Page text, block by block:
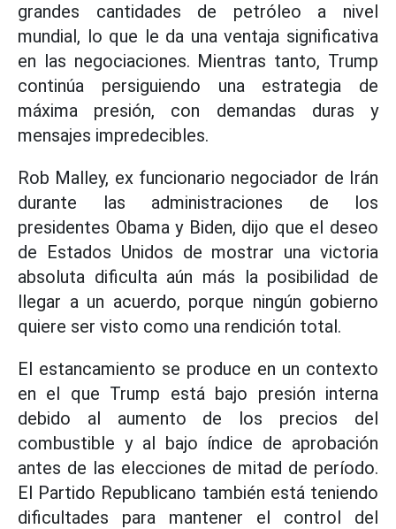
grandes cantidades de petróleo a nivel
mundial, lo que le da una ventaja significativa
en las negociaciones. Mientras tanto, Trump
continúa persiguiendo una estrategia de
máxima presión, con demandas duras y
mensajes impredecibles.
Rob Malley, ex funcionario negociador de Irán
durante las administraciones de los
presidentes Obama y Biden, dijo que el deseo
de Estados Unidos de mostrar una victoria
absoluta dificulta aún más la posibilidad de
llegar a un acuerdo, porque ningún gobierno
quiere ser visto como una rendición total.
El estancamiento se produce en un contexto
en el que Trump está bajo presión interna
debido al aumento de los precios del
combustible y al bajo índice de aprobación
antes de las elecciones de mitad de período.
El Partido Republicano también está teniendo
dificultades para mantener el control del